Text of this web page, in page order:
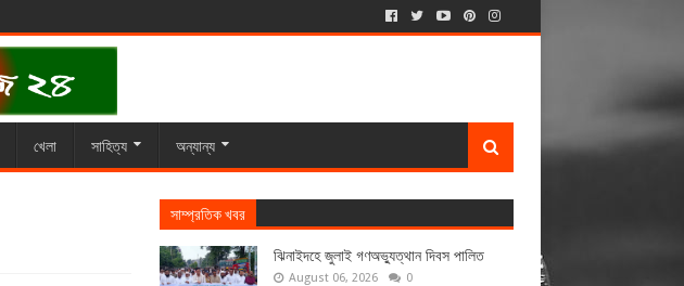
খেলা সাহিত্য অন্যান্য
সাম্প্রতিক খবর
ঝিনাইদহে জুলাই গণঅভ্যুত্থান দিবস পালিত
August 06, 2026 0